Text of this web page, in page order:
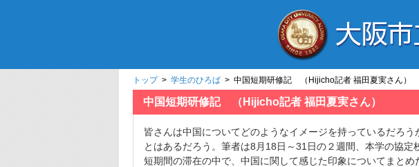
トップ> 学生のひろば > 中国短期研修記 （Hijicho記者 福田夏実さん）
中国短期研修記 （Hijicho記者 福田夏実さん）
皆さんは中国についてどのようなイメージを持っているだろ
とはあるだろう。筆者は8月18日～31日の２週間、本学の協
短期間の滞在の中で、中国に関して感じた印象についてまとめ